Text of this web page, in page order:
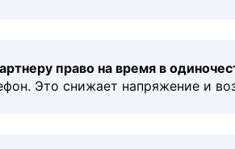
право на время в
Это снижает напряжение и